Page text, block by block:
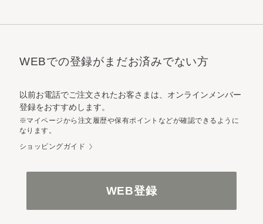
WEBでの登録がまだお済みでない方
以前お電話でご注文されたお客さまは、オンラインメンバー
登録をおすすめします。
※マイページから注文履歴や保有ポイントなどが確認できるように
なります。
ショッピングガイド
WEB登録